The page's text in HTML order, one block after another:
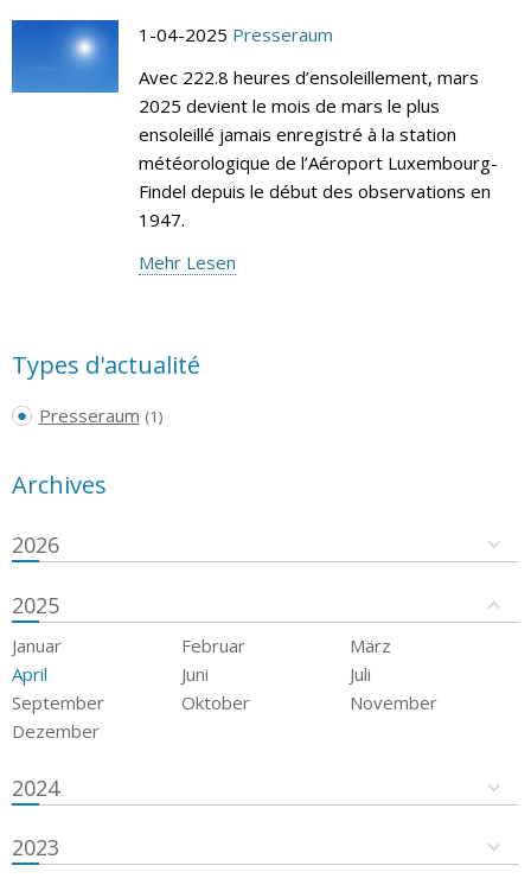
1-04-2025 Presseraum
Avec 222.8 heures d’ensoleillement, mars
2025 devient le mois de mars le plus
ensoleillé jamais enregistré à la station
météorologique de l’Aéroport Luxembourg-
Findel depuis le début des observations en
1947.
Mehr Lesen
Types d'actualité
Presseraum (1)
Archives
2026
2025
Januar Februar
März
April
Juni
Juli
September
Oktober
November
Dezember
2024
2023